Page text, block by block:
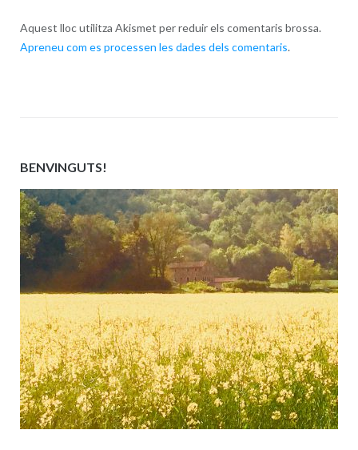
Aquest lloc utilitza Akismet per reduir els comentaris brossa.
Apreneu com es processen les dades dels comentaris.
BENVINGUTS!